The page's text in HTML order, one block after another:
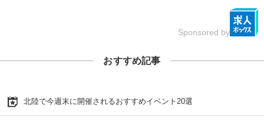
Sponsored by
おすすめ記事
北陸で今週末に開催されるおすすめイベント20選